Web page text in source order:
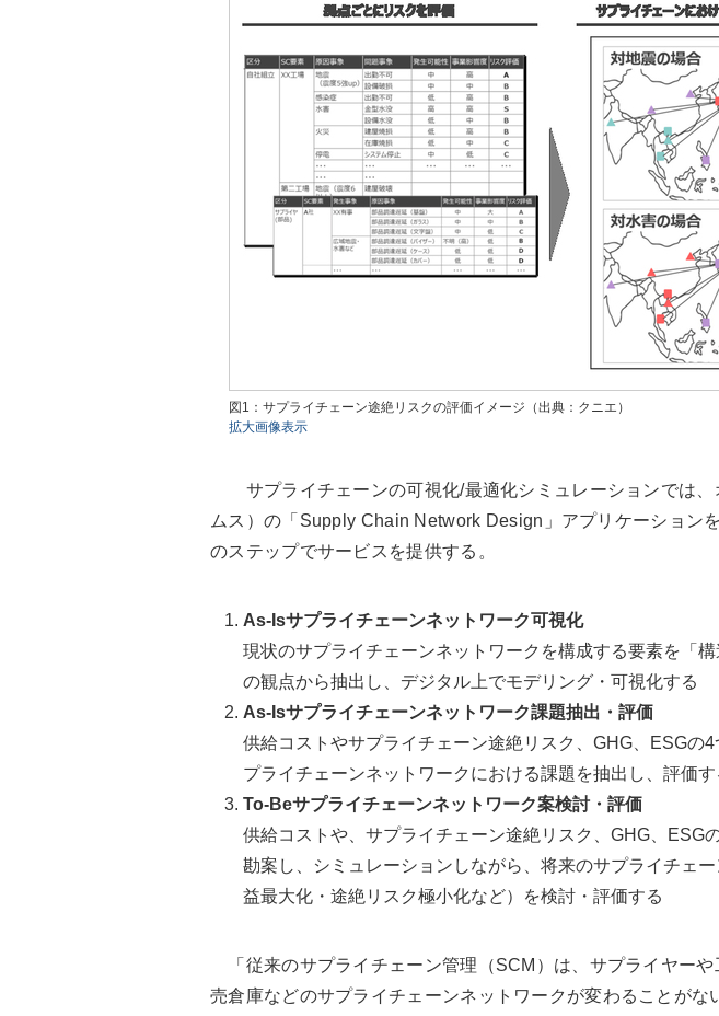
図1：サプライチェーン途絶リスクの評価イメージ（出典：クニエ）
拡大画像表示
サプライチェーンの可視化/最適化シミュレーションでは、
ムス）の「Supply Chain Network Design」アプリケーション
のステップでサービスを提供する。
As-Isサプライチェーンネットワーク可視化
現状のサプライチェーンネットワークを構成する要素を「構
の観点から抽出し、デジタル上でモデリング・可視化する
As-Isサプライチェーンネットワーク課題抽出・評価
供給コストやサプライチェーン途絶リスク、GHG、ESGの
プライチェーンネットワークにおける課題を抽出し、評価す
To-Beサプライチェーンネットワーク案検討・評価
供給コストや、サプライチェーン途絶リスク、GHG、ESG
勘案し、シミュレーションしながら、将来のサプライチェ
益最大化・途絶リスク極小化など）を検討・評価する
「従来のサプライチェーン管理（SCM）は、サプライヤーや
売倉庫などのサプライチェーンネットワークが変わることがな